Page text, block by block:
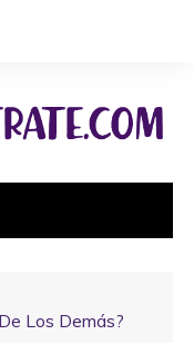
Los Demás?